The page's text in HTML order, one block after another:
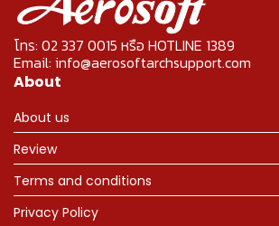
โทร: 02 337 0015 หรือ HOTLINE 1389
Email: info@aerosoftarchsupport.com
About
About us
Review
Terms and conditions
Privacy Policy